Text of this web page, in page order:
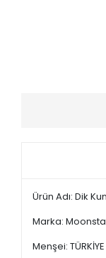
Ürün Adı: Dik
Marka:
Menşei: TÜRKİYE